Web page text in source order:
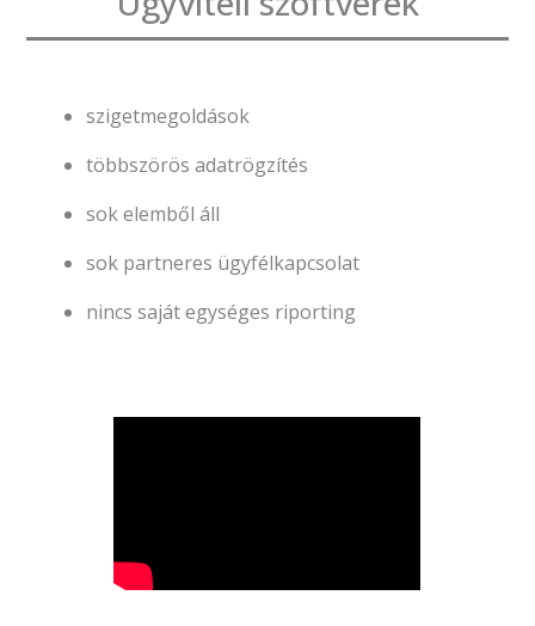
szigetmegoldások
többszörös adatrögzítés
sok elemből áll
sok partneres ügyfélkapcsolat
nincs saját egységes riporting